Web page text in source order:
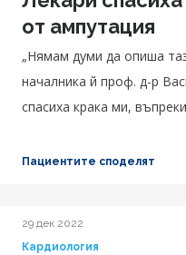
от ампутация
„Нямам думи да опиша
началника й проф. д-р Васил Червенков,
спасиха крака ми, въпреки че всички казваха, че трябва да се реже и няма
Пациентите споделят
29 дек 2022
Кардиология